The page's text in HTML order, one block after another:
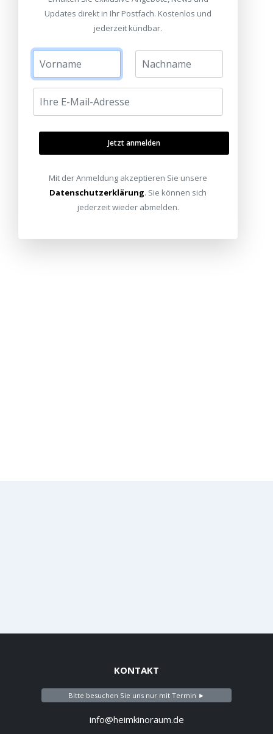
KONTAKT
Bitte besuchen Sie uns nur mit Termin ►
info@heimkinoraum.de
Updates direkt in Ihr Postfach. Kostenlos und
jederzeit kündbar.
Jetzt anmelden
Mit der Anmeldung akzeptieren Sie unsere
Datenschutzerklärung. Sie können sich
jederzeit wieder abmelden.